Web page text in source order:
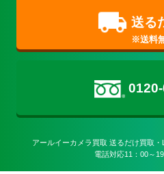
送る
アールイーカメラ買取 送るだけ買取
電話対応11：00～19